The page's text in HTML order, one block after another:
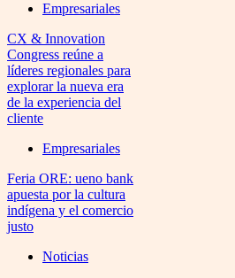
Empresariales
CX & Innovation
Congress reúne a
líderes regionales para
explorar la nueva era
de la experiencia del
cliente
Empresariales
Feria ORE: ueno bank
apuesta por la cultura
indígena y el comercio
justo
Noticias